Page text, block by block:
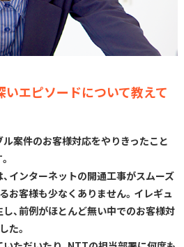
いエピソードについて教えて
案件のお客様対応をやりきったこと
インターネットの開通工事がスムーズ
お客様も少なくありません。イレギュ
、前例がほとんど無い中でのお客様対
た。